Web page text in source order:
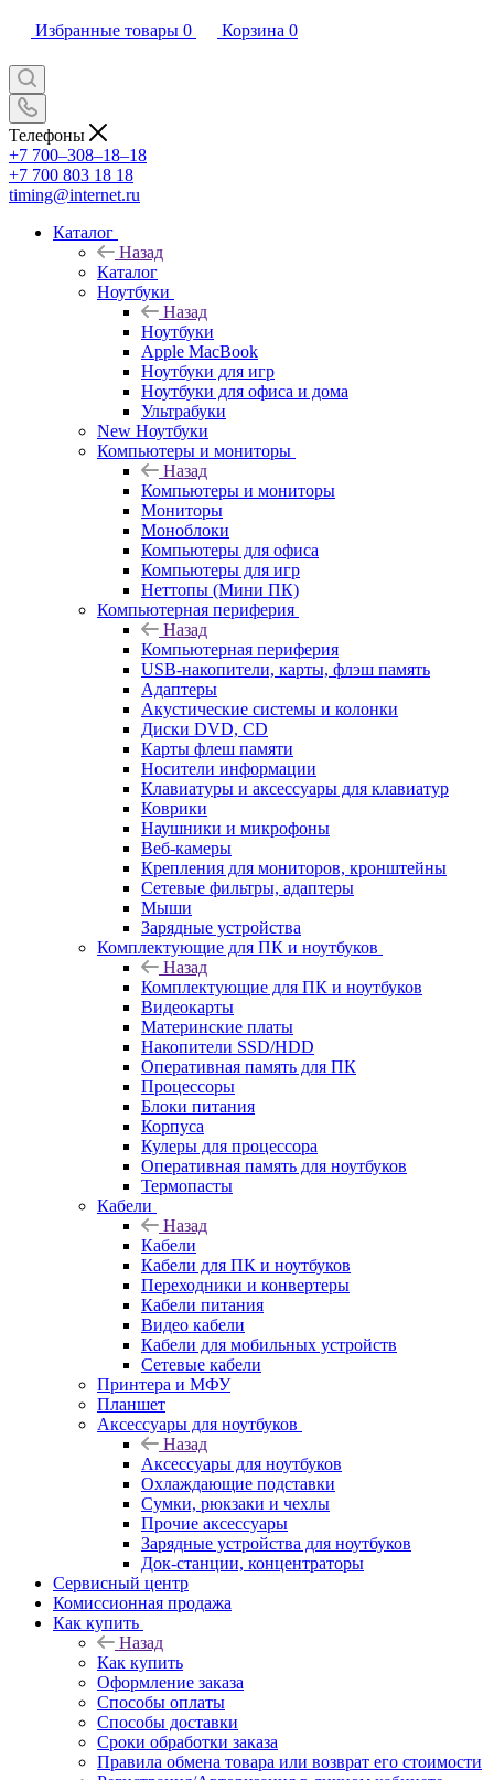
Избранные товары 0 Корзина 0
Телефоны
+7 700‒308‒18‒18
+7 700 803 18 18
timing@internet.ru
Каталог
Назад
Каталог
Ноутбуки
Назад
Ноутбуки
Apple MacBook
Ноутбуки для игр
Ноутбуки для офиса и дома
Ультрабуки
New Ноутбуки
Компьютеры и мониторы
Назад
Компьютеры и мониторы
Мониторы
Моноблоки
Компьютеры для офиса
Компьютеры для игр
Неттопы (Мини ПК)
Компьютерная периферия
Назад
Компьютерная периферия
USB-накопители, карты, флэш память
Адаптеры
Акустические системы и колонки
Диски DVD, CD
Карты флеш памяти
Носители информации
Клавиатуры и аксессуары для клавиатур
Коврики
Наушники и микрофоны
Веб-камеры
Крепления для мониторов, кронштейны
Сетевые фильтры, адаптеры
Мыши
Зарядные устройства
Комплектующие для ПК и ноутбуков
Назад
Комплектующие для ПК и ноутбуков
Видеокарты
Материнские платы
Накопители SSD/HDD
Оперативная память для ПК
Процессоры
Блоки питания
Корпуса
Кулеры для процессора
Оперативная память для ноутбуков
Термопасты
Кабели
Назад
Кабели
Кабели для ПК и ноутбуков
Переходники и конвертеры
Кабели питания
Видео кабели
Кабели для мобильных устройств
Сетевые кабели
Принтера и МФУ
Планшет
Аксессуары для ноутбуков
Назад
Аксессуары для ноутбуков
Охлаждающие подставки
Сумки, рюкзаки и чехлы
Прочие аксессуары
Зарядные устройства для ноутбуков
Док-станции, концентраторы
Сервисный центр
Комиссионная продажа
Как купить
Назад
Как купить
Оформление заказа
Способы оплаты
Способы доставки
Сроки обработки заказа
Правила обмена товара или возврат его стоимости